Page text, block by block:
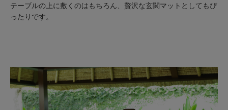
テーブルの上に敷くのはもちろん、贅沢な玄関マットとしてもぴ
ったりです。